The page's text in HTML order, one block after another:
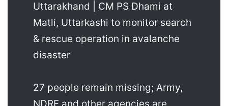
Uttarakhand | CM PS Dhami at
Matli, Uttarkashi to monitor search
& rescue operation in avalanche
disaster
27 people remain missing; Army,